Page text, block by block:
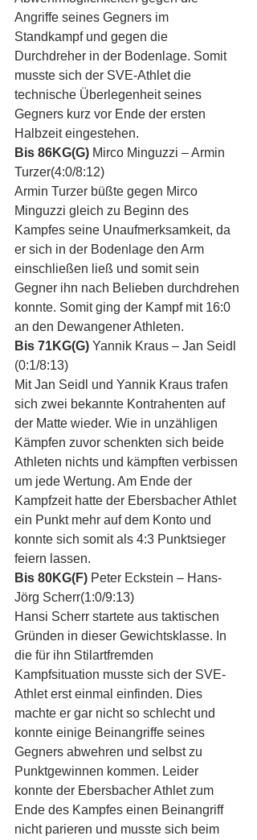
Angriffe seines Gegners im
Standkampf und gegen die
Durchdreher in der Bodenlage. Somit
musste sich der SVE-Athlet die
technische Überlegenheit seines
Gegners kurz vor Ende der ersten
Halbzeit eingestehen.
Bis 86KG(G) Mirco Minguzzi – Armin
Turzer(4:0/8:12)
Armin Turzer büßte gegen Mirco
Minguzzi gleich zu Beginn des
Kampfes seine Unaufmerksamkeit, da
er sich in der Bodenlage den Arm
einschließen ließ und somit sein
Gegner ihn nach Belieben durchdrehen
konnte. Somit ging der Kampf mit 16:0
an den Dewangener Athleten.
Bis 71KG(G) Yannik Kraus – Jan Seidl
(0:1/8:13)
Mit Jan Seidl und Yannik Kraus trafen
sich zwei bekannte Kontrahenten auf
der Matte wieder. Wie in unzähligen
Kämpfen zuvor schenkten sich beide
Athleten nichts und kämpften verbissen
um jede Wertung. Am Ende der
Kampfzeit hatte der Ebersbacher Athlet
ein Punkt mehr auf dem Konto und
konnte sich somit als 4:3 Punktsieger
feiern lassen.
Bis 80KG(F) Peter Eckstein – Hans-
Jörg Scherr(1:0/9:13)
Hansi Scherr startete aus taktischen
Gründen in dieser Gewichtsklasse. In
die für ihn Stilartfremden
Kampfsituation musste sich der SVE-
Athlet erst einmal einfinden. Dies
machte er gar nicht so schlecht und
konnte einige Beinangriffe seines
Gegners abwehren und selbst zu
Punktgewinnen kommen. Leider
konnte der Ebersbacher Athlet zum
Ende des Kampfes einen Beinangriff
nicht parieren und musste sich beim